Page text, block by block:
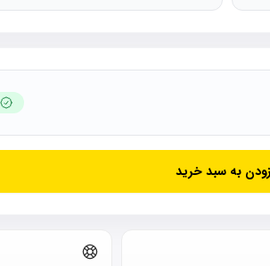
به سبد خرید